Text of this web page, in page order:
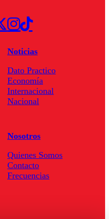
Noticias
Dato Practico
Economía
Internacional
Nacional
Nosotros
Quienes Somos
Contacto
Frecuencias